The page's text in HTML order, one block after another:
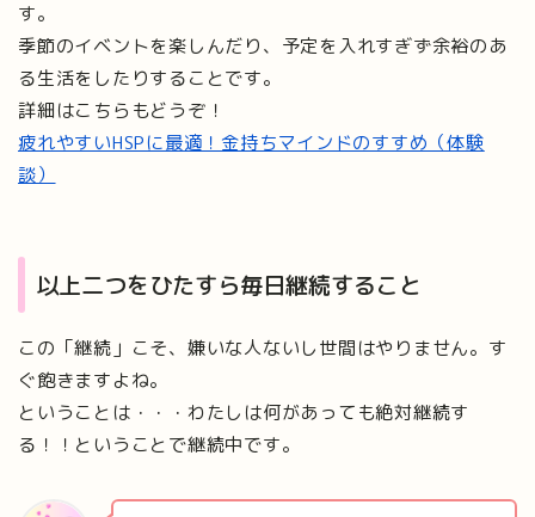
す。
季節のイベントを楽しんだり、予定を入れすぎず余裕のあ
る生活をしたりすることです。
詳細はこちらもどうぞ！
疲れやすいHSPに最適！金持ちマインドのすすめ（体験
談）
以上二つをひたすら毎日継続すること
この「継続」こそ、嫌いな人ないし世間はやりません。す
ぐ飽きますよね。
ということは・・・わたしは何があっても絶対継続す
る！！ということで継続中です。